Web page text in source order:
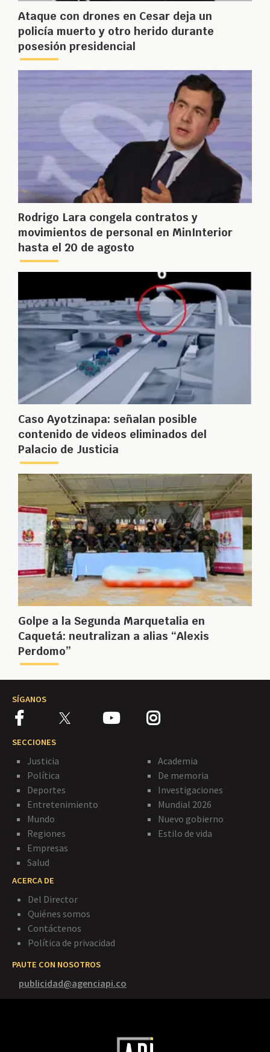
Ataque con drones en Cesar deja un
policía muerto y otro herido durante
posesión presidencial
Rodrigo Lara congela contratos y
movimientos de personal en MinInterior
hasta el 20 de agosto
Caso Ayotzinapa: señalan posible
contenido de videos eliminados del
Palacio de Justicia
Golpe a la Segunda Marquetalia en
Caquetá: neutralizan a alias “Alexis
Perdomo”
SÍGANOS
SECCIONES
Justicia
Política
Deportes
Entretenimiento
Mundo
Regiones
Empresas
Salud
Academia
De memoria
Investigaciones
Mundial 2026
Nuevo gobierno
Estilo de vida
ACERCA DE
Del Director
Quiénes somos
Contáctenos
Política de privacidad
PAUTE CON NOSOTROS
publicidad@agenciapi.co